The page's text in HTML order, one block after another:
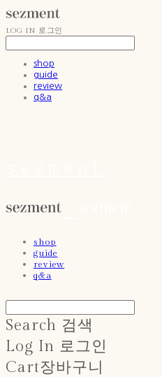
LOG IN 로그인
shop
guide
review
q&a
shop
guide
review
q&a
Search 검색
Log In 로그인
Cart장바구니